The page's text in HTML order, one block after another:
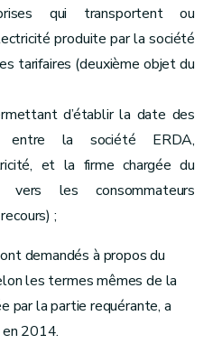
qui transportent ou
produite par la société
tarifaires (deuxième objet du
d’établir la date des
entre la société ERDA,
et la firme chargée du
vers les consommateurs
;
demandés à propos du
les termes mêmes de la
par la partie requérante, a
2014.